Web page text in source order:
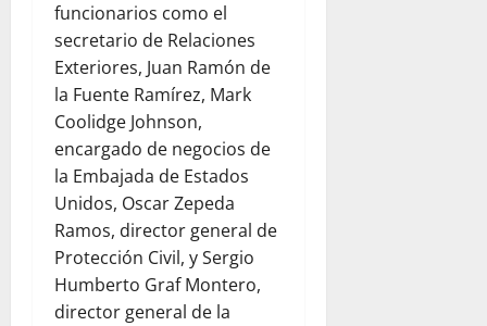
funcionarios como el
secretario de Relaciones
Exteriores, Juan Ramón de
la Fuente Ramírez, Mark
Coolidge Johnson,
encargado de negocios de
la Embajada de Estados
Unidos, Oscar Zepeda
Ramos, director general de
Protección Civil, y Sergio
Humberto Graf Montero,
director general de la